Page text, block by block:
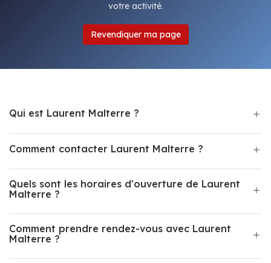
votre activité.
Revendiquer ma page
Qui est Laurent Malterre ?
Comment contacter Laurent Malterre ?
Quels sont les horaires d'ouverture de Laurent
Malterre ?
Comment prendre rendez-vous avec Laurent
Malterre ?